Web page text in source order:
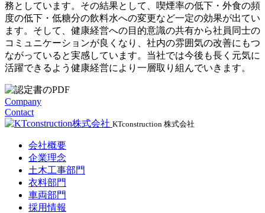
務としています。その結果として、喫煙率の低下・外食の頻
度の低下・低糖分の飲料水への変更など一定の効果が出てい
ます。そして、健康経営への目的意識の共有から社員同士の
コミュニケーションが良くなり、社内の雰囲気の改善にもつ
ながっていると実感しています。当社では今後も長く元気に
活躍できるよう健康経営により一層取り組んでいきます。
Company
Contact
KTconstruction 株式会社
会社概要
企業理念
土木工事部門
衣料部門
車両部門
採用情報